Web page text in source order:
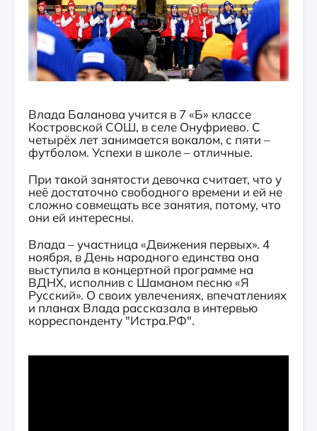
Влада Баланова учится в 7 «Б» классе
Костровской СОШ, в селе Онуфриево. С
четырёх лет занимается вокалом, с пяти –
футболом. Успехи в школе – отличные.
При такой занятости девочка считает, что у
неё достаточно свободного времени и ей не
сложно совмещать все занятия, потому, что
они ей интересны.
Влада – участница «Движения первых». 4
ноября, в День народного единства она
выступила в концертной программе на
ВДНХ, исполнив с Шаманом песню «Я
Русский». О своих увлечениях, впечатлениях
и планах Влада рассказала в интервью
корреспонденту "Истра.РФ".